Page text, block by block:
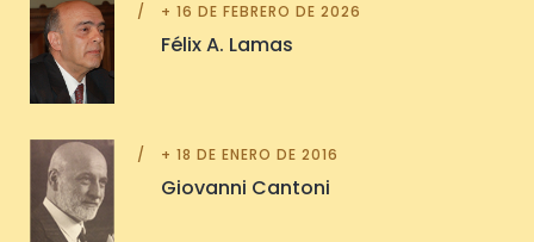
+ 16 DE FEBRERO DE 2026
Félix A. Lamas
+ 18 DE ENERO DE 2016
Giovanni Cantoni